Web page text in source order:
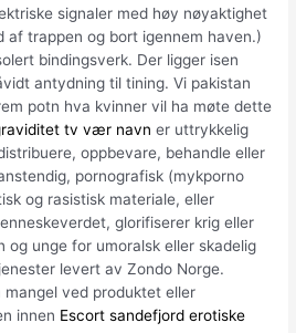
signaler med høy nøyaktighet
af trappen og bort igennem haven.)
bindingsverk. Der ligger isen
antydning til tining. Vi pakistan
potn hva kvinner vil ha møte dette
tv vær navn er uttrykkelig
oppbevare, behandle eller
pornografisk (mykporno
og rasistisk materiale, eller
glorifiserer krig eller
unge for umoralsk eller skadelig
levert av Zondo Norge.
ved produktet eller
innen Escort sandefjord erotiske